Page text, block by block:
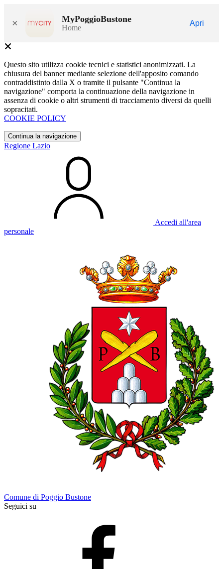
× MyPoggioBustone
Home
Apri
Questo sito utilizza cookie tecnici e statistici anonimizzati. La
chiusura del banner mediante selezione dell'apposito comando
contraddistinto dalla X o tramite il pulsante "Continua la
navigazione" comporta la continuazione della navigazione in
assenza di cookie o altri strumenti di tracciamento diversi da quelli
sopracitati.
COOKIE POLICY
Continua la navigazione
Regione Lazio
Accedi all'area
personale
Comune di Poggio Bustone
Seguici su